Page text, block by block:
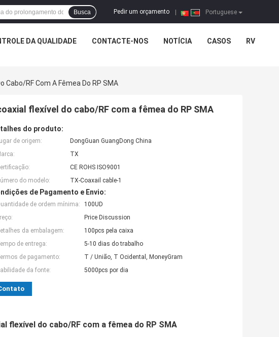
Portuguese
Pedir um orçamento
Busca
DA QUALIDADE CONTACTE-NOS NOTÍCIA CASOS RV
Cabo/RF Com A Fêmea Do RP SMA
flexível do cabo/RF com a fêmea do RP SMA
do produto:
de origem:
DongGuan GuangDong China
TX
CE ROHS ISO9001
do modelo:
TX-Coaxail cable-1
de Pagamento e Envio:
de ordem mínima:
100UD
Price Discussion
da embalagem:
100pcs pela caixa
de entrega:
5-10 dias do trabalho
de pagamento:
T / União, T Ocidental, MoneyGram
da fonte:
5000pcs por dia
flexível do cabo/RF com a fêmea do RP SMA